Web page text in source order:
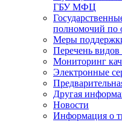
ГБУ МФЦ
полномочий по
Меры
Перечень
Мониторинг
Электронные
Другая
Новости
Информация о